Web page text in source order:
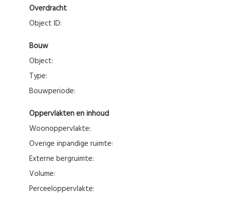
Overdracht
Object ID:
Bouw
Object:
Type:
Bouwperiode:
Oppervlakten en inhoud
Woonoppervlakte:
Overige inpandige ruimte:
Externe bergruimte:
Volume:
Perceeloppervlakte: